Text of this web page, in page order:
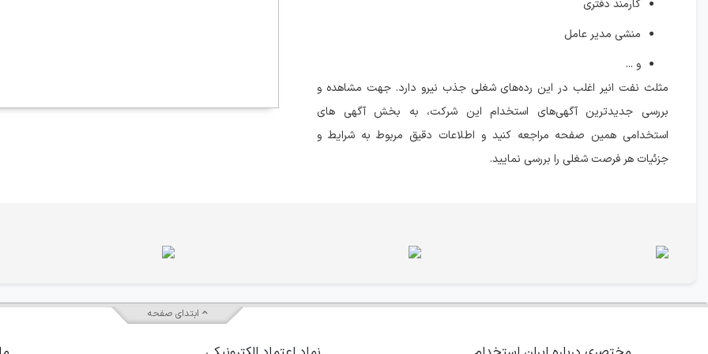
کارمند دفتری
منشی مدیر عامل
و ...
مثلث نفت انیر اغلب در این رده‌های شغلی جذب نیرو دارد. جهت مشاهده و
بررسی جدیدترین آگهی‌های استخدام این شرکت، به بخش آگهی های
استخدامی همین صفحه مراجعه کنید و اطلاعات دقیق مربوط به شرایط و
جزئیات هر فرصت شغلی را بررسی نمایید.
ابتدای صفحه